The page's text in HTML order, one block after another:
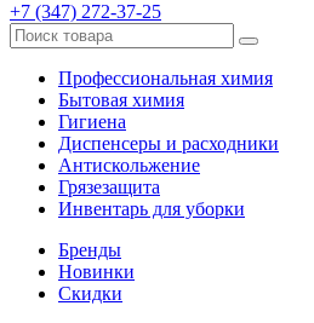
+7 (347) 272-37-25
Профессиональная химия
Бытовая химия
Гигиена
Диспенсеры и расходники
Антискольжение
Грязезащита
Инвентарь для уборки
Бренды
Новинки
Скидки